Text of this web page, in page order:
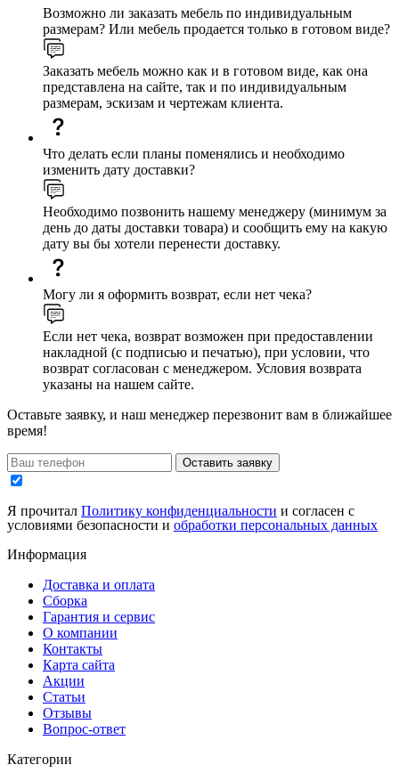
Возможно ли заказать мебель по индивидуальным
размерам? Или мебель продается только в готовом виде?
Заказать мебель можно как и в готовом виде, как она
представлена на сайте, так и по индивидуальным
размерам, эскизам и чертежам клиента.
Что делать если планы поменялись и необходимо
изменить дату доставки?
Необходимо позвонить нашему менеджеру (минимум за
день до даты доставки товара) и сообщить ему на какую
дату вы бы хотели перенести доставку.
Могу ли я оформить возврат, если нет чека?
Если нет чека, возврат возможен при предоставлении
накладной (с подписью и печатью), при условии, что
возврат согласован с менеджером. Условия возврата
указаны на нашем сайте.
Оставьте заявку, и наш менеджер перезвонит вам в ближайшее
время!
Оставить заявку
Я прочитал Политику конфиденциальности и согласен с
условиями безопасности и обработки персональных данных
Информация
Доставка и оплата
Сборка
Гарантия и сервис
О компании
Контакты
Карта сайта
Акции
Статьи
Отзывы
Вопрос-ответ
Категории